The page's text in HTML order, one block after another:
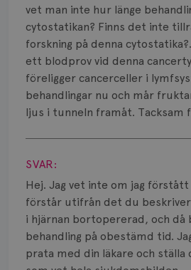
vet man inte hur länge
cytostatikan? Finns det inte
forskning på denna
ett blodprov vid denna
föreligger cancerceller i
behandlingar nu och mår
ljus i tunneln framåt. Tacksam
Visa svar
SVAR:
Hej. Jag vet inte om jag
förstår utifrån det du
i hjärnan bortopererad, och då
behandling på obestämd tid.
prata med din läkare och ställa